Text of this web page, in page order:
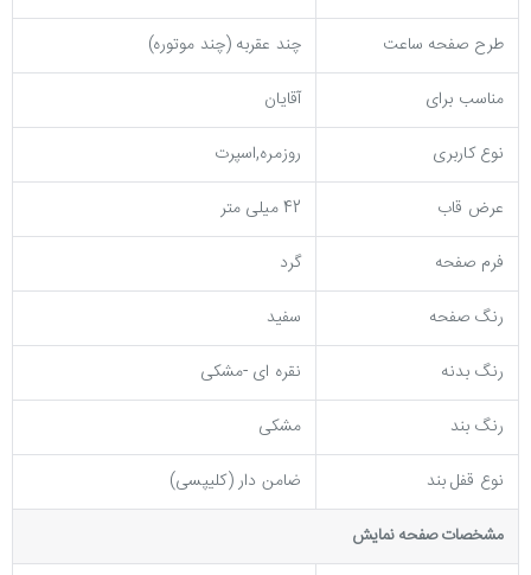
طرح صفحه ساعت
چند عقربه (چند موتوره)
مناسب برای
آقایان
نوع کاربری
روزمره,اسپرت
عرض قاب
42 میلی متر
فرم صفحه
گرد
رنگ صفحه
سفید
رنگ بدنه
نقره ای -مشکی
رنگ بند
مشکی
نوع قفل بند
ضامن دار (کلیپسی)
مشخصات صفحه نمايش